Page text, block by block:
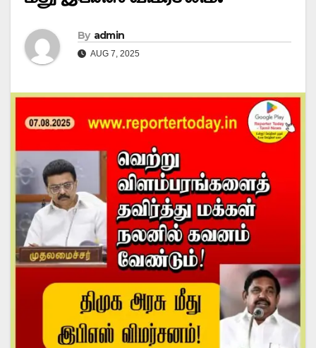
By admin
AUG 7, 2025